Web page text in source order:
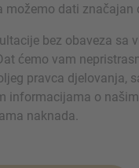
možemo dati značajan
bez obaveza sa
ćemo vam
pravca djelovanja,
informacijama o
naknada.